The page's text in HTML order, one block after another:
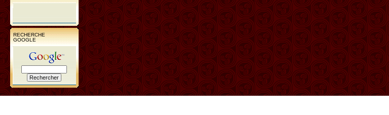
RECHERCHE
GOOGLE